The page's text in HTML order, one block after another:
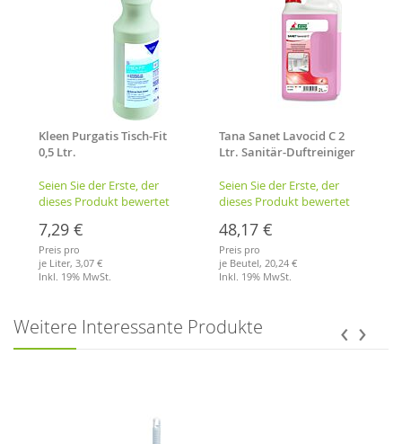
Kleen Purgatis Tisch-Fit
0,5 Ltr.
Seien Sie der Erste, der
dieses Produkt bewertet
7,29 €
Preis pro
je Liter, 3,07 €
Inkl. 19% MwSt.
Tana Sanet Lavocid C 2
Ltr. Sanitär-Duftreiniger
Seien Sie der Erste, der
dieses Produkt bewertet
48,17 €
Preis pro
je Beutel, 20,24 €
Inkl. 19% MwSt.
Weitere Interessante Produkte ‹ ›